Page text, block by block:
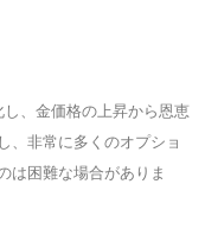
、金価格の上昇から恩恵
、非常に多くのオプショ
は困難な場合がありま